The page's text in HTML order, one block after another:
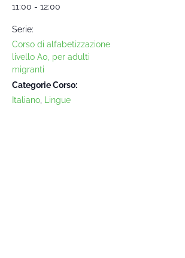
11:00 - 12:00
Serie:
Corso di alfabetizzazione
livello A0, per adulti
migranti
Categorie Corso:
Italiano
Lingue